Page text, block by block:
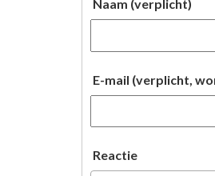
Naam (verplicht)
E-mail (verplicht,
Reactie